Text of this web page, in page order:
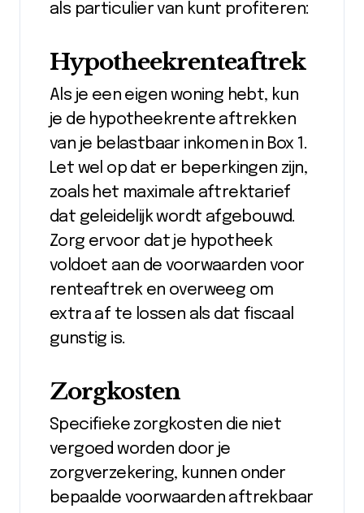
als particulier van kunt profiteren:
Hypotheekrenteaftrek
Als je een eigen woning hebt, kun
je de hypotheekrente aftrekken
van je belastbaar inkomen in Box 1.
Let wel op dat er beperkingen zijn,
zoals het maximale aftrektarief
dat geleidelijk wordt afgebouwd.
Zorg ervoor dat je hypotheek
voldoet aan de voorwaarden voor
renteaftrek en overweeg om
extra af te lossen als dat fiscaal
gunstig is.
Zorgkosten
Specifieke zorgkosten die niet
vergoed worden door je
zorgverzekering, kunnen onder
bepaalde voorwaarden aftrekbaar